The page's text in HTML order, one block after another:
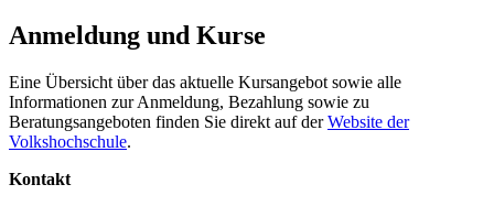
Anmeldung und Kurse
Eine Übersicht über das aktuelle Kursangebot sowie alle
Informationen zur Anmeldung, Bezahlung sowie zu
Beratungsangeboten finden Sie direkt auf derWebsite der
Volkshochschule.
Kontakt